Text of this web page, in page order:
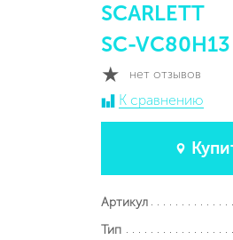
SCARLETT
SC-VC80H13
нет отзывов
К сравнению
Артикул
Тип